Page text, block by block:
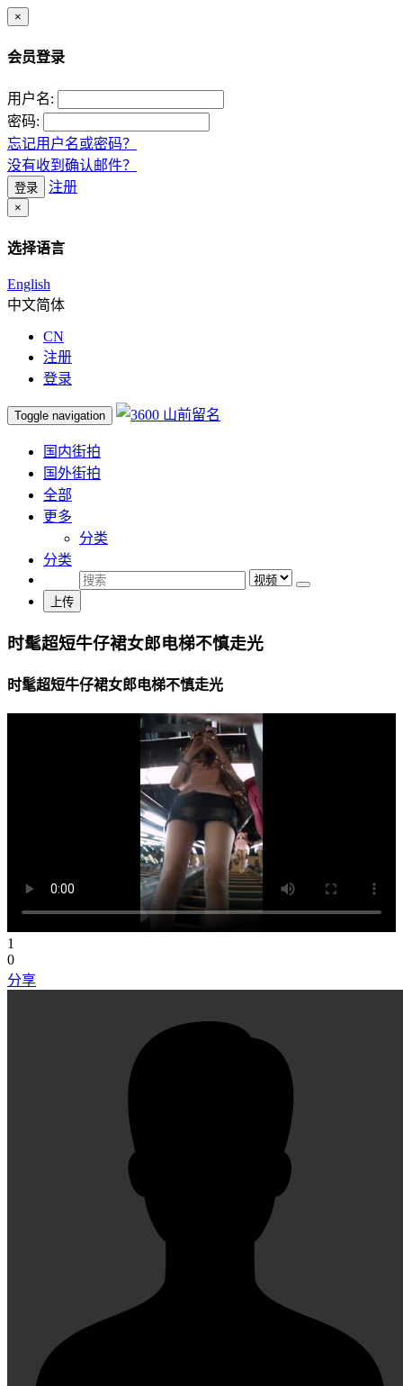
×
会员登录
用户名:
密码:
忘记用户名或密码？
没有收到确认邮件？
登录 注册
×
选择语言
English
中文简体
CN
注册
登录
Toggle navigation
国内街拍
国外街拍
全部
更多
分类
分类
上传
时髦超短牛仔裙女郎电梯不慎走光
时髦超短牛仔裙女郎电梯不慎走光
1
0
分享